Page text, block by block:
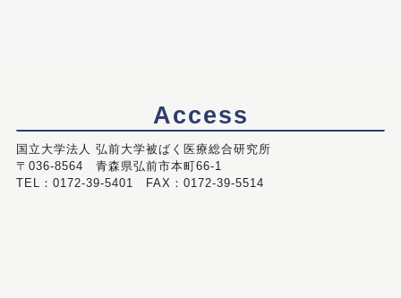
Access
国立大学法人 弘前大学被ばく医療総合研究所
〒036-8564 青森県弘前市本町66-1
TEL：0172-39-5401 FAX：0172-39-5514